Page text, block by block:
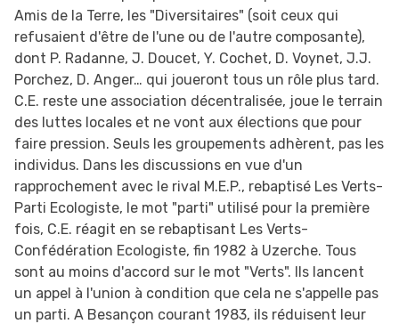
Amis de la Terre, les "Diversitaires" (soit ceux qui
refusaient d'être de l'une ou de l'autre composante),
dont P. Radanne, J. Doucet, Y. Cochet, D. Voynet, J.J.
Porchez, D. Anger… qui joueront tous un rôle plus tard.
C.E. reste une association décentralisée, joue le terrain
des luttes locales et ne vont aux élections que pour
faire pression. Seuls les groupements adhèrent, pas les
individus. Dans les discussions en vue d'un
rapprochement avec le rival M.E.P., rebaptisé Les Verts-
Parti Ecologiste, le mot "parti" utilisé pour la première
fois, C.E. réagit en se rebaptisant Les Verts-
Confédération Ecologiste, fin 1982 à Uzerche. Tous
sont au moins d'accord sur le mot "Verts". Ils lancent
un appel à l'union à condition que cela ne s'appelle pas
un parti. A Besançon courant 1983, ils réduisent leur